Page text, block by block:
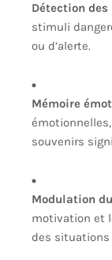
Détection des
stimuli
ou d’alerte.
Mémoire
souvenirs
Modulation
motivation et
des